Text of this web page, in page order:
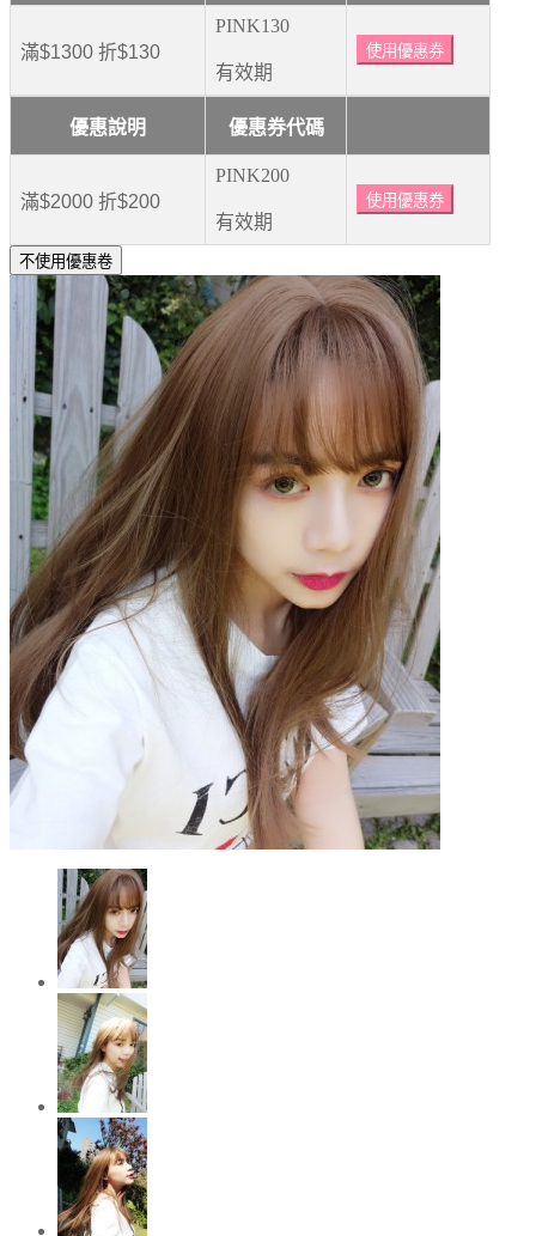
滿$1300 折$130
PINK130
有效期
使用優惠券
優惠說明 優惠券代碼
滿$2000 折$200
PINK200
有效期
使用優惠券
不使用優惠卷